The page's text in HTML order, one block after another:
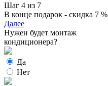
Шаг 4 из 7
В конце подарок - скидка 7 %
Далее
Нужен будет монтаж
кондиционера?
Да
Нет